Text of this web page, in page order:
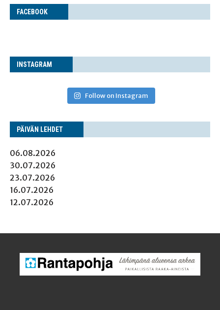
FACE­BOOK
INS­TA­GRAM
Follow on Instagram
PÄI­VÄN LEHDET
06.08.2026
30.07.2026
23.07.2026
16.07.2026
12.07.2026